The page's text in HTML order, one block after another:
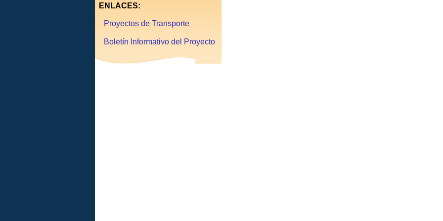
ENLACES:
Proyectos de Transporte
Boletín Informativo del Proyecto